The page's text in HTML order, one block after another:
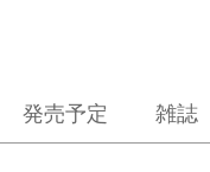
発売予定 雑誌